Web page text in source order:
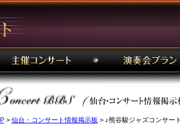
> 仙台・コンサート情報掲示板 > ♪熊谷駿ジャズコンサー